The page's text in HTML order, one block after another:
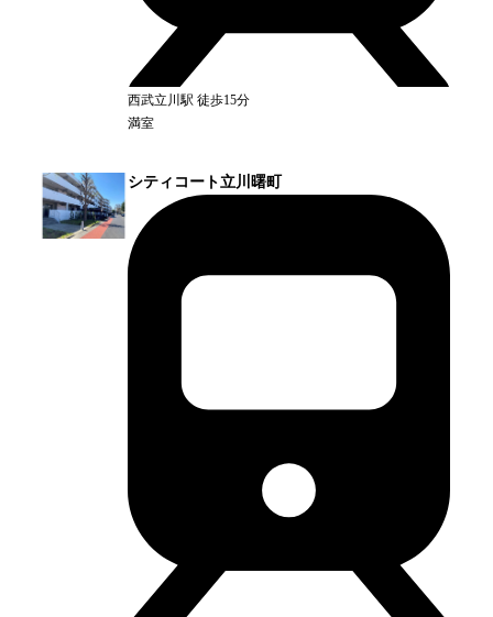
西武立川駅 徒歩15分
満室
シティコート立川曙町